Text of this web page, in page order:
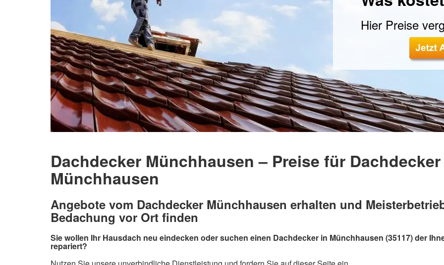
Hier Preise
Dachdecker Münchhausen – Preise für Dachdecker
Münchhausen
Angebote vom Dachdecker Münchhausen erhalten und
Bedachung vor Ort finden
Sie wollen Ihr Hausdach neu eindecken oder suchen einen Dachdecker in Münchhausen (35117) der
repariert?